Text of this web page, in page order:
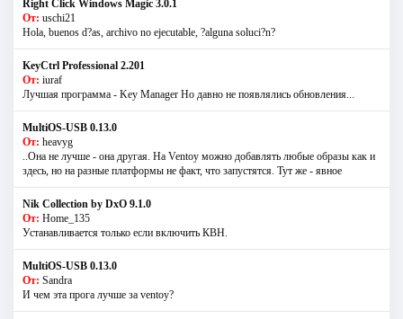
Right Click Windows Magic 3.0.1
От: uschi21
Hola, buenos d?as, archivo no ejecutable, ?alguna soluci?n?
KeyCtrl Professional 2.201
От: iuraf
Лучшая программа - Key Manager Но давно не появлялись обновления...
MultiOS-USB 0.13.0
От: heavyg
..Она не лучше - она другая. На Ventoy можно добавлять любые образы как и
здесь, но на разные платформы не факт, что запустятся. Тут же - явное
Nik Collection by DxO 9.1.0
От: Home_135
Устанавливается только если включить КВН.
MultiOS-USB 0.13.0
От: Sandra
И чем эта прога лучше за ventoy?